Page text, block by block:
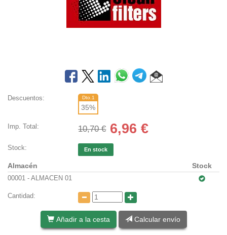
Descuentos: Dto.1
35%
Imp. Total: 10,70 € 6,96 €
Stock: En stock
Almacén Stock
00001 - ALMACEN 01
Cantidad:
Añadir a la cesta Calcular envío